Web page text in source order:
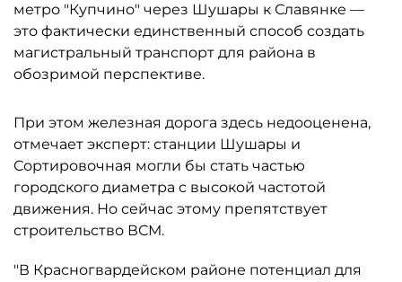
метро "Купчино" через Шушары к Славянке —
это фактически единственный способ создать
магистральный транспорт для района в
обозримой перспективе.
При этом железная дорога здесь недооценена,
отмечает эксперт: станции Шушары и
Сортировочная могли бы стать частью
городского диаметра с высокой частотой
движения. Но сейчас этому препятствует
строительство ВСМ.
"В Красногвардейском районе потенциал для